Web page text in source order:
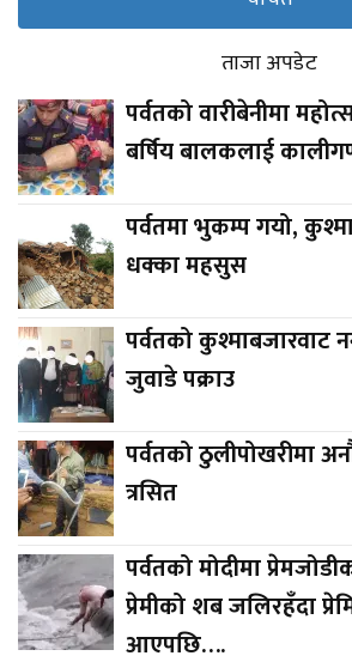
ताजा अपडेट
पर्वतको वारीबेनीमा
बर्षिय बालकलाई
पर्वतमा भुकम्प गयो,
धक्का महसुस
पर्वतको कुश्माबजारवाट
जुवाडे पक्राउ
पर्वतको ठुलीपोखरीमा
त्रसित
पर्वतको मोदीमा
प्रेमीको शब जलिरहँदा
आएपछि….